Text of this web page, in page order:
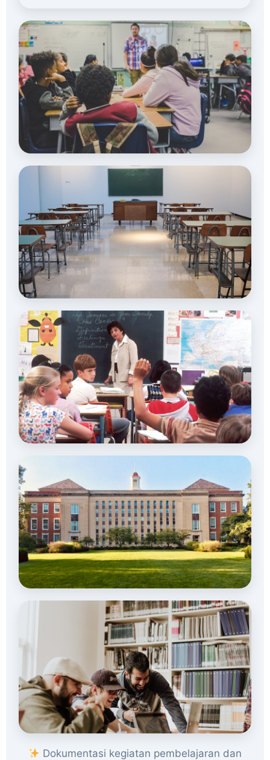
Dokumentasi kegiatan pembelajaran dan